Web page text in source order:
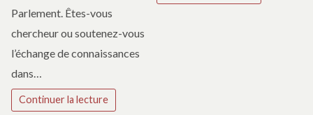
Parlement. Êtes-vous
chercheur ou soutenez-vous
l’échange de connaissances
dans…
Continuer la lecture